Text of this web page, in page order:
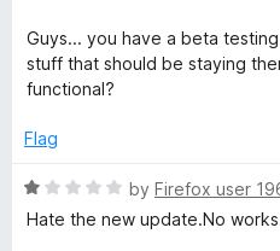
o
u
t
f
Guys... you have a beta
stuff that should be staying
functional?
Flag
R
a
by Firefox user
Hate the new update.No